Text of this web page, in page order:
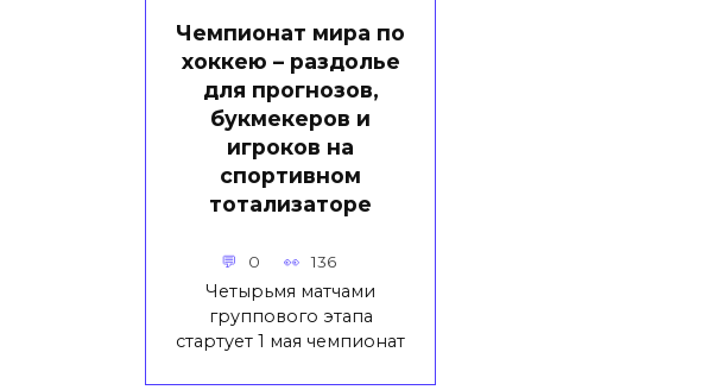
Чемпионат мира по
хоккею – раздолье
для прогнозов,
букмекеров и
игроков на
спортивном
тотализаторе
0 136
Четырьмя матчами
группового этапа
стартует 1 мая чемпионат